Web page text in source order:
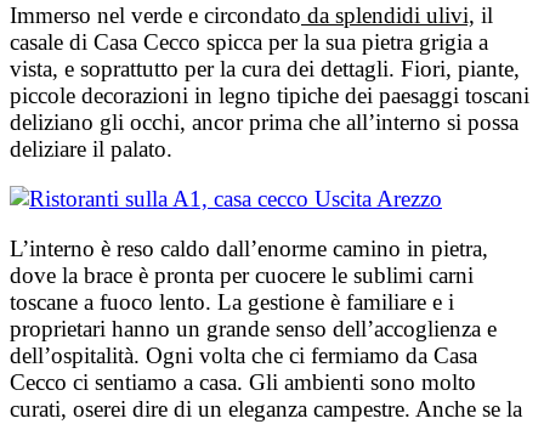
Immerso nel verde e circondato da splendidi ulivi, il
casale di Casa Cecco spicca per la sua pietra grigia a
vista, e soprattutto per la cura dei dettagli. Fiori, piante,
piccole decorazioni in legno tipiche dei paesaggi toscani
deliziano gli occhi, ancor prima che all’interno si possa
deliziare il palato.
L’interno è reso caldo dall’enorme camino in pietra,
dove la brace è pronta per cuocere le sublimi carni
toscane a fuoco lento. La gestione è familiare e i
proprietari hanno un grande senso dell’accoglienza e
dell’ospitalità. Ogni volta che ci fermiamo da Casa
Cecco ci sentiamo a casa. Gli ambienti sono molto
curati, oserei dire di un eleganza campestre. Anche se la